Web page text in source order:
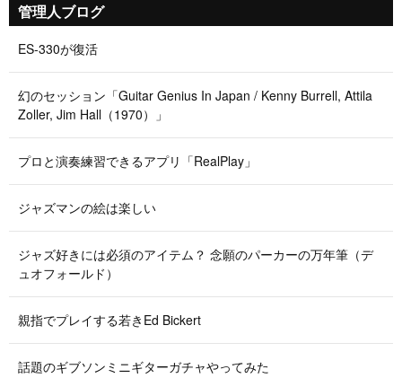
管理人ブログ
ES-330が復活
幻のセッション「Guitar Genius In Japan / Kenny Burrell, Attila
Zoller, Jim Hall（1970）」
プロと演奏練習できるアプリ「RealPlay」
ジャズマンの絵は楽しい
ジャズ好きには必須のアイテム？ 念願のパーカーの万年筆（デ
ュオフォールド）
親指でプレイする若きEd Bickert
話題のギブソンミニギターガチャやってみた